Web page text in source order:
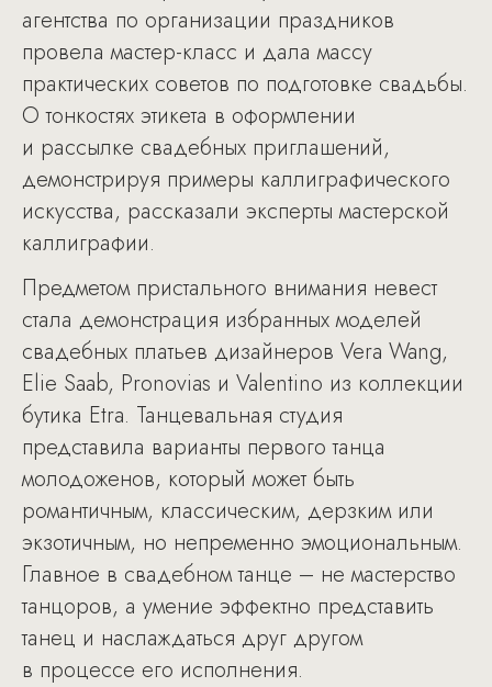
агентства по организации праздников
провела мастер-класс и дала массу
практических советов по подготовке свадьбы.
О тонкостях этикета в оформлении
и рассылке свадебных приглашений,
демонстрируя примеры каллиграфического
искусства, рассказали эксперты мастерской
каллиграфии.
Предметом пристального внимания невест
стала демонстрация избранных моделей
свадебных платьев дизайнеров Vera Wang,
Elie Saab, Pronovias и Valentino из коллекции
бутика Etra. Танцевальная студия
представила варианты первого танца
молодоженов, который может быть
романтичным, классическим, дерзким или
экзотичным, но непременно эмоциональным.
Главное в свадебном танце – не мастерство
танцоров, а умение эффектно представить
танец и наслаждаться друг другом
в процессе его исполнения.